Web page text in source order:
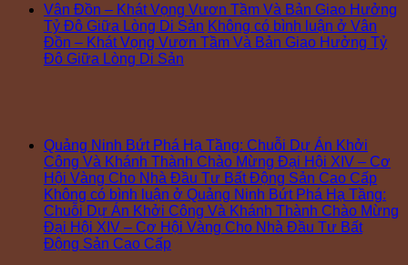
Vân Đồn – Khát Vọng Vươn Tầm Và Bản Giao Hưởng
Tỷ Đô Giữa Lòng Di Sản Không có bình luận ở Vân
Đồn – Khát Vọng Vươn Tầm Và Bản Giao Hưởng Tỷ
Đô Giữa Lòng Di Sản
Quảng Ninh Bứt Phá Hạ Tầng: Chuỗi Dự Án Khởi
Công Và Khánh Thành Chào Mừng Đại Hội XIV – Cơ
Hội Vàng Cho Nhà Đầu Tư Bất Động Sản Cao Cấp
Không có bình luận ở Quảng Ninh Bứt Phá Hạ Tầng:
Chuỗi Dự Án Khởi Công Và Khánh Thành Chào Mừng
Đại Hội XIV – Cơ Hội Vàng Cho Nhà Đầu Tư Bất
Động Sản Cao Cấp